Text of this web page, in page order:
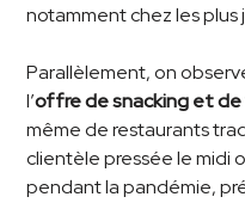
notamment chez les plus
Parallèlement, on
l’offre de snacking et
même de restaurants
clientèle pressée le midi
pendant la pandémie,